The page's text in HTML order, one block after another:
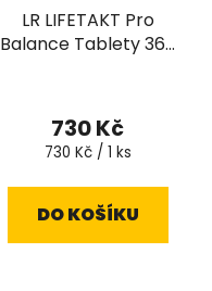
LR LIFETAKT Pro
Balance Tablety 360
hodnocení
produktu
5,0
730 Kč
Měrná
730 Kč / 1 ks
DO KOŠÍKU